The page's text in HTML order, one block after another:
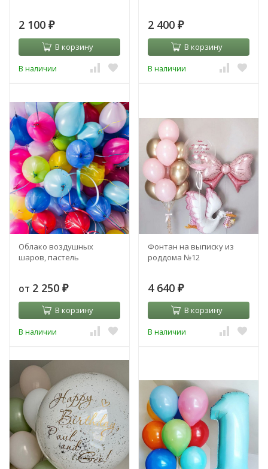
2 100 ₽
В корзину
В наличии
2 400 ₽
В корзину
В наличии
Облако воздушных
шаров, пастель
от 2 250 ₽
В корзину
В наличии
Фонтан на выписку из
роддома №12
4 640 ₽
В корзину
В наличии